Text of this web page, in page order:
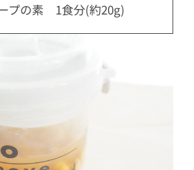
プの素 1食分(約20g)